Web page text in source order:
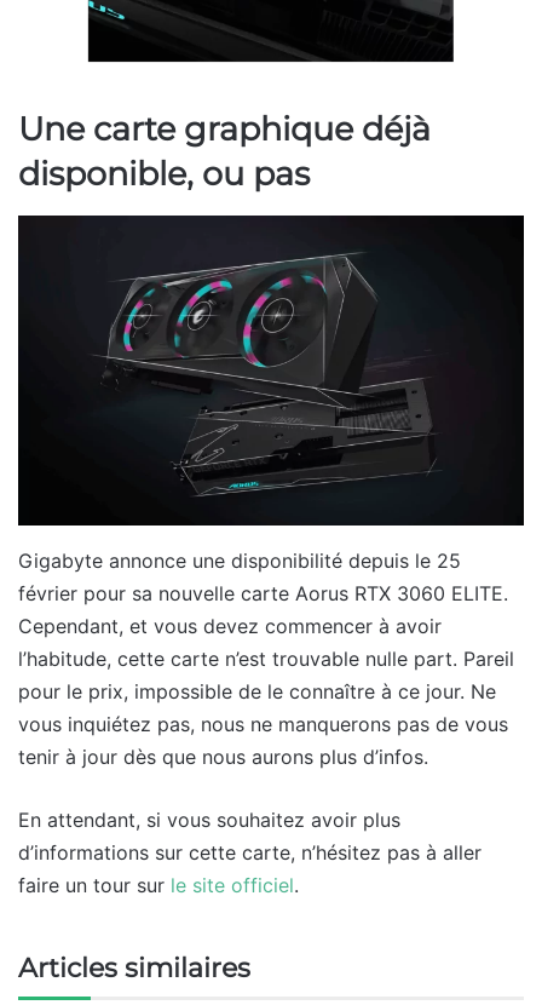
Une carte graphique déjà
disponible, ou pas
Gigabyte annonce une disponibilité depuis le 25
février pour sa nouvelle carte Aorus RTX 3060 ELITE.
Cependant, et vous devez commencer à avoir
l’habitude, cette carte n’est trouvable nulle part. Pareil
pour le prix, impossible de le connaître à ce jour. Ne
vous inquiétez pas, nous ne manquerons pas de vous
tenir à jour dès que nous aurons plus d’infos.
En attendant, si vous souhaitez avoir plus
d’informations sur cette carte, n’hésitez pas à aller
faire un tour sur le site officiel.
Articles similaires